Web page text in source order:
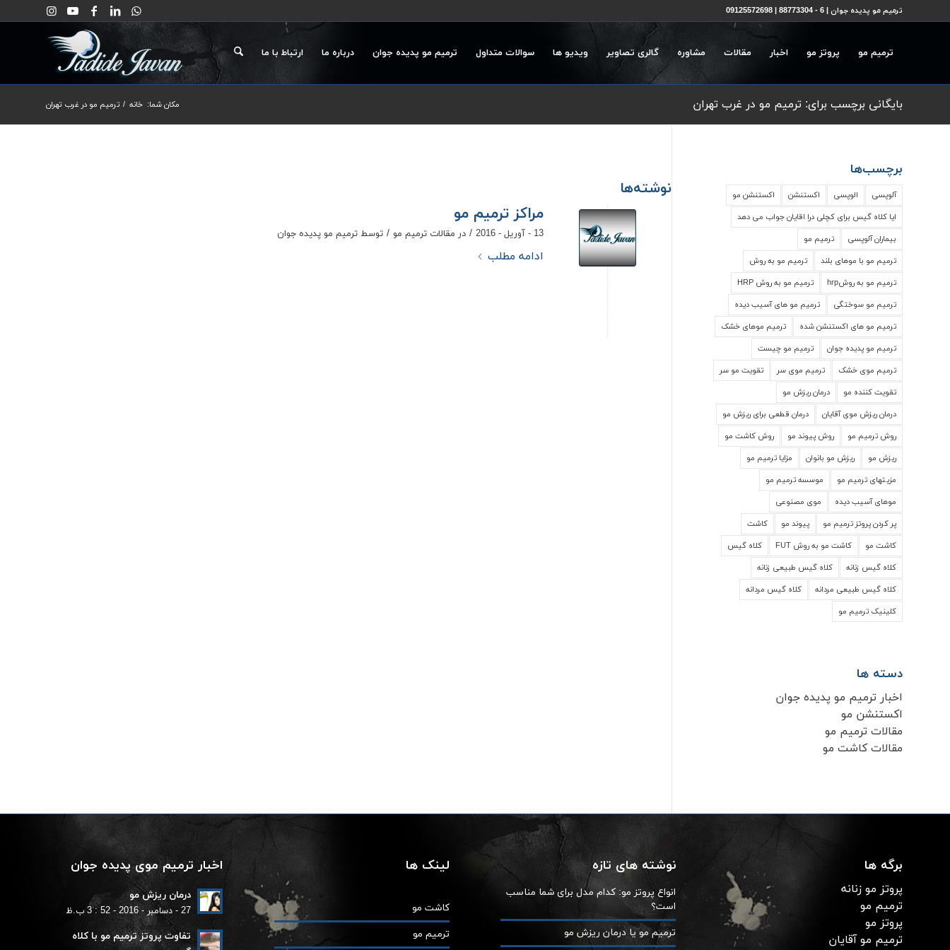
ترمیم مو پدیده جوان | 6 - 88773304 | 09125572698
ترمیم مو پروتز مو اخبار مقالات مشاوره گالری تصاویر ویدیو ها سوالات متداول ترمیم مو پدیده جوان درباره ما ارتباط با ما
بایگانی برچسب برای: ترمیم مو در غرب تهران مکان شما: خانه / ترمیم مو در غرب تهران
نوشته‌ها
مراکز ترمیم مو
13 - آوریل - 2016 / در مقالات ترمیم مو / توسط ترمیم مو پدیده جوان
ادامه مطلب
برچسب‌ها
آلوپسی الوپسی اکستنشن
اکستنشن مو
ایا کلاه گیس برای کچلی درا اقایان جواب می دهد
بیماران آلوپسی
ترمیم مو
ترمیم مو با موهای بلند
ترمیم مو به روش
ترمیم مو به روشhrp
ترمیم مو به روش HRP
ترمیم مو سوختگی
ترمیم مو های آسیب دیده
ترمیم مو های اکستنشن شده
ترمیم موهای خشک
ترمیم مو پدیده جوان
ترمیم مو چیست
ترمیم موی خشک
ترمیم موی سر
تقویت مو سر
تقویت کننده مو
درمان ریزش مو
درمان ریزش موی آقایان
درمان قطعی برای ریزش مو
روش ترمیم مو
روش پیوند مو
روش کاشت مو
ریزش مو
ریزش مو بانوان
مزایا ترمیم مو
مزیتهای ترمیم مو
موسسه ترمیم مو
موهای آسیب دیده
موی مصنوعی
پر کردن پروتز ترمیم مو
پیوند مو
کاشت
کاشت مو
کاشت مو به روش FUT
کلاه گیس
کلاه گیس زنانه
کلاه گیس طبیعی زنانه
کلاه گیس طبیعی مردانه
کلاه گیس مردانه
کلینیک ترمیم مو
دسته ها
اخبار ترمیم مو پدیده جوان
اکستنشن مو
مقالات ترمیم مو
مقالات کاشت مو
برگه ها
پروتز مو زنانه
ترمیم مو
پروتز مو
ترمیم مو آقایان
نوشته های تازه
انواع پروتز مو: کدام مدل برای شما مناسب
است؟
ترمیم مو یا درمان ریزش مو
لینک ها
کاشت مو
ترمیم مو
اخبار ترمیم موی پدیده جوان
درمان ریزش مو
27 - دسامبر - 2016 - 52 : 3 ب.ظ
تفاوت پروتز ترمیم مو با کلاه